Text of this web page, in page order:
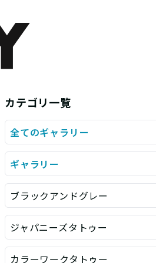
カテゴリ一覧
全てのギャラリー
ギャラリー
ブラックアンドグレー
ジャパニーズタトゥー
カラーワークタトゥー